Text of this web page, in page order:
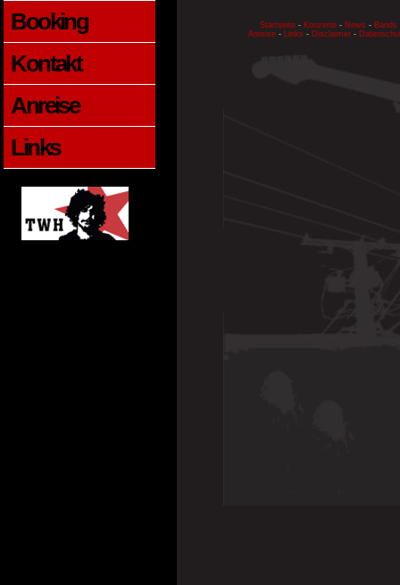
Booking
Kontakt
Anreise
Links
Startseite - Konzerte - News - Bands
Anreise - Links - Disclaimer -